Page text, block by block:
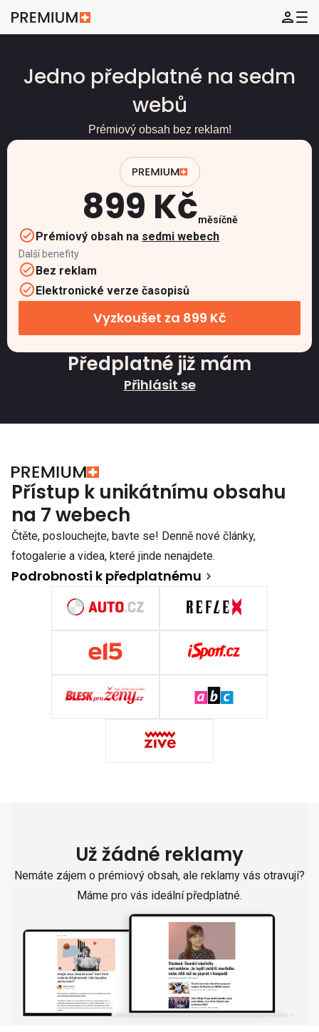
Jedno předplatné na sedm
webů
Prémiový obsah bez reklam!
899 Kčměsíčně
Prémiový obsah na sedmi webech
Další benefity
Bez reklam
Elektronické verze časopisů
Vyzkoušet za 899 Kč
Předplatné již mám
Přihlásit se
Přístup k unikátnímu obsahu
na 7 webech
Čtěte, poslouchejte, bavte se! Denně nové články,
fotogalerie a videa, které jinde nenajdete.
Podrobnosti k předplatnému
Už žádné reklamy
Nemáte zájem o prémiový obsah, ale reklamy vás otravují?
Máme pro vás ideální předplatné.